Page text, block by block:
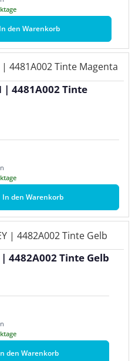
In den Warenkorb
| 4481A002 Tinte
In den Warenkorb
4482A002 Tinte Gelb
den Warenkorb